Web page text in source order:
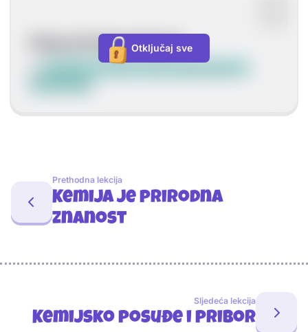
Pokus ili eksperiment
praktična provjera neke pretpostavke ili
Otključaj sve
Prethodna lekcija
Kemija je prirodna
znanost
Sljedeća lekcija
Kemijsko posuđe i pribor